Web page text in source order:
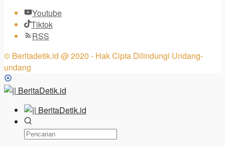
Youtube
Tiktok
RSS
© Beritadetik.id @ 2020 - Hak Cipta Dilindungi Undang-
undang